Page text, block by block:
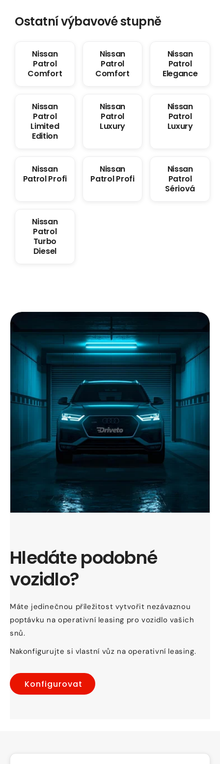
Ostatní výbavové stupně
Nissan
Patrol
Comfort
Nissan
Patrol
Comfort
Nissan
Patrol
Elegance
Nissan
Patrol
Limited
Edition
Nissan
Patrol
Luxury
Nissan
Patrol
Luxury
Nissan
Patrol Profi
Nissan
Patrol Profi
Nissan
Patrol
Sériová
Nissan
Patrol
Turbo
Diesel
Hledáte podobné
vozidlo?
Máte jedinečnou příležitost vytvořit nezávaznou
poptávku na operativní leasing pro vozidlo vašich
snů.
Nakonfigurujte si vlastní vůz na operativní leasing.
Konfigurovat